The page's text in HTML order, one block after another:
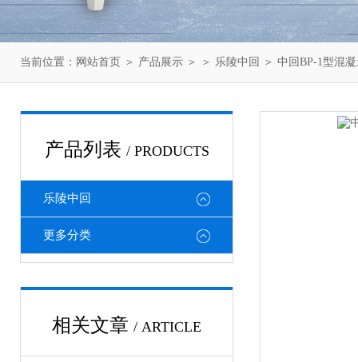
当前位置： 网站首页 ＞ 产品展示 ＞ ＞ 乐陵中回 ＞ 中回BP-1型混
产品列表 / PRODUCTS
乐陵中回
更多分类
相关文章 / ARTICLE